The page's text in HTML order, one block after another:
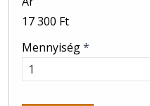
17 300 Ft
Mennyiség*